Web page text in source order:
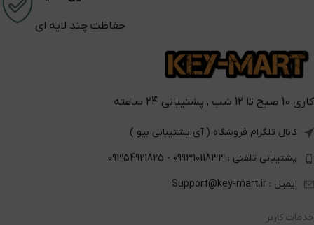
حفاظت چند لایه ای
کاری 10 صبح تا 12 شب , پشتیبانی 24 ساعته
کانال تلگرام فروشگاه ( آی پشتیبانی بیو )
پشتیبانی تلفنی : 09931011833 - 09354921825
ایمیل : Support@key-mart.ir
خدمات کاربر